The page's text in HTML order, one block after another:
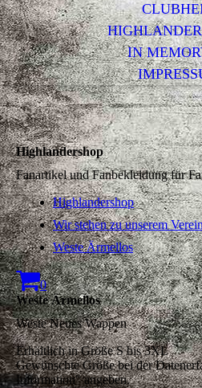
IN
Highlandershop
Fanartikel und Fanbekleidung für
Highlandershop
Wir stehen zu unserem
Weste Ärmellos
0
Weste Ärmellos
Weste Neues Wappen
Erhältlich in Größe S bis 3XL
Gewünschte Größe bei der
Information" angeben.